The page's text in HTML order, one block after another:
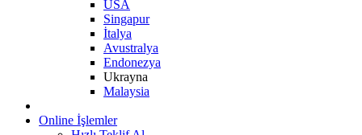
USA
Singapur
İtalya
Avustralya
Endonezya
Ukrayna
Malaysia
Online İşlemler